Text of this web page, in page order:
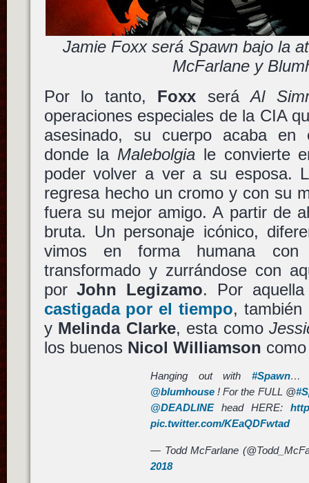
Jamie Foxx será Spawn bajo la
McFarlane y
Por lo tanto, Foxx seráAl
operaciones especiales de la CIA
asesinado, su cuerpo acaba en
donde la Malebolgia le convierte
poder volver a ver a su esposa.
regresa hecho un cromo y con su
fuera su mejor amigo. A partir de
bruta. Un personaje icónico,
vimos en forma humana
transformado y zurrándose con
porJohn Legizamo. Por
castigada por el tiempo,
y Melinda Clarke, esta como
los buenos Nicol Williamson
Hanging out with #Spawn
@blumhouse ! For the FULL @
@DEADLINEhead HERE:
pic.twitter.com/KEaQDFwtad
— Todd McFarlane
2018